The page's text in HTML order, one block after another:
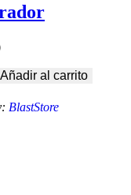
Añadir al carrito
BlastStore